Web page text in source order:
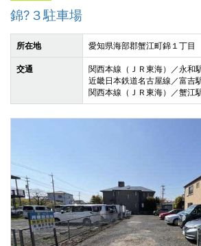
錦?３駐車場
所在地 愛知県海部郡蟹江町錦１丁目
交通
関西本線（ＪＲ東海）／永和
近畿日本鉄道名古屋線／富吉
関西本線（ＪＲ東海）／蟹江